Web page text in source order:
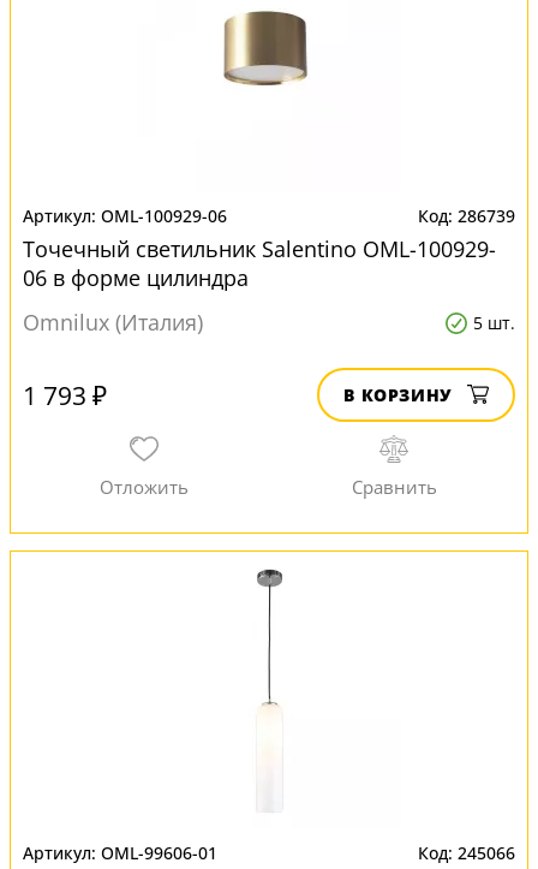
OML-100929-06 286739
Точечный светильник Salentino OML-100929-
06 в форме цилиндра
Omnilux (Италия)
5 шт.
1 793 ₽ В КОРЗИНУ
OML-99606-01 245066